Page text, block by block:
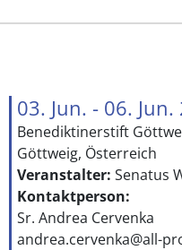
03. Jun. - 06. Jun.
Benediktinerstift
Göttweig, Österreich
Veranstalter: Senatus
Kontaktperson:
Sr. Andrea Cervenka
andrea.cervenka@all-